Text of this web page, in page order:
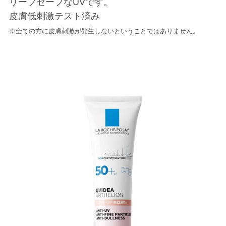
リーフセーフなUVです。
皮膚低刺激テスト済み
※全ての方に皮膚刺激が発生しないということではありません。